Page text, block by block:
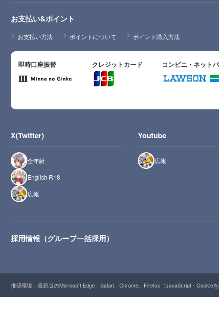
お支払い&ポイント
お支払い方法 ポイントについて ポイント購入方法
即時口座振替 クレジットカード コンビニ・ネット
X(Twitter)
全年齢
English R18
広報
Youtube
広報
採用情報（グループ一括採用）
推奨環境：最新版のMicrosoft Edge、Safari、Chrome、Firefox（JavaScript・Cookie